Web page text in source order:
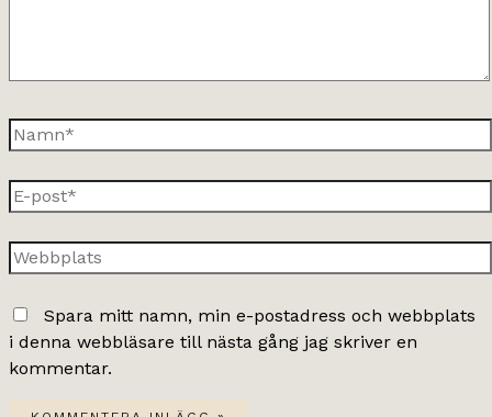
Namn*
E-
post*
Webbplats
Spara mitt namn, min e-postadress och webbplats
i denna webbläsare till nästa gång jag skriver en
kommentar.